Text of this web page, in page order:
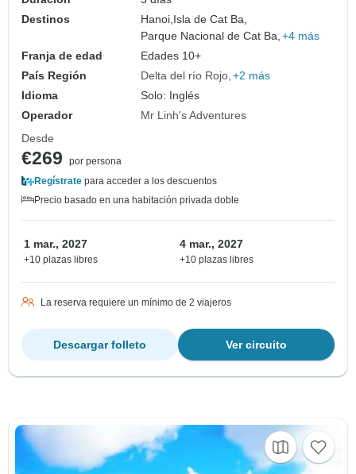
Destinos
Hanoi, Isla de Cat Ba,
Parque Nacional de Cat Ba, +4 más
Franja de edad
Edades 10+
País Región
Delta del río Rojo +2 más
Idioma
Solo: Inglés
Operador
Mr Linh's Adventures
Desde
€269
por persona
Regístrate para acceder a los descuentos
Precio basado en una habitación privada doble
1 mar., 2027
+10 plazas libres
4 mar., 2027
+10 plazas libres
La reserva requiere un mínimo de 2 viajeros
Ver circuito
Descargar folleto